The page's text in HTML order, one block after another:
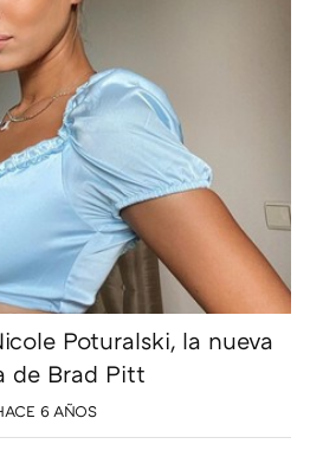
Poturalski, la nueva
de Brad Pitt
6 AÑOS